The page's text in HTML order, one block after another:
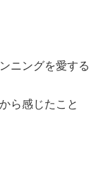
ニングを愛する
ら感じたこと